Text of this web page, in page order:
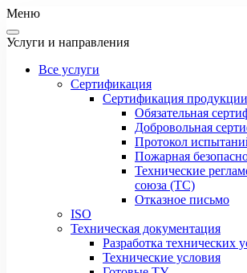
Меню
Услуги и направления
Все услуги
Сертификация
Сертификация продукции
Обязательная
Добровольная
Протокол
Пожарная
Технические
союза (ТС)
Отказное письмо
ISO
Техническая документация
Разработка технических
Технические условия